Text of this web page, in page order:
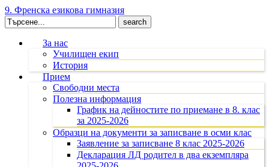
9. Френска езикова гимназия
Search
for:
За нас
Училищен екип
История
Прием
Свободни места
Полезна информация
График на дейностите по приемане в 8. клас
за 2025-2026
Образци на документи за записване в осми клас
Заявление за записване 8 клас 2025-2026
Декларация ЛД родител в два екземпляра